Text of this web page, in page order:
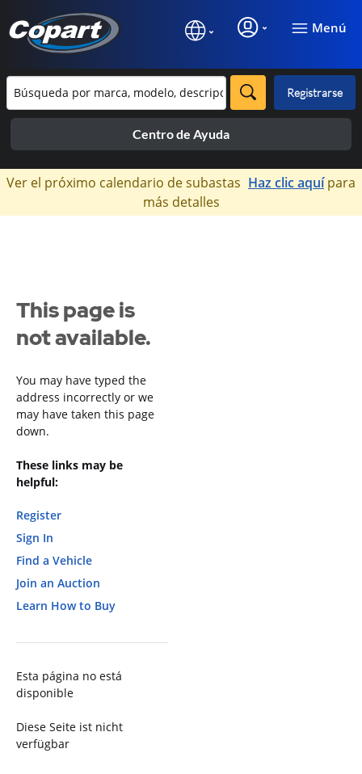
Menú
Registrarse
Centro de Ayuda
×
Ver el próximo calendario de subastas Haz clic aquípara
más detalles
This page is
not available.
You may have typed the
address incorrectly or we
may have taken this page
down.
These links may be
helpful:
Register
Sign In
Find a Vehicle
Join an Auction
Learn How to Buy
Esta página no está
disponible
Diese Seite ist nicht
verfügbar